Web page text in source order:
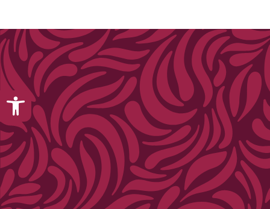
Open toolbar